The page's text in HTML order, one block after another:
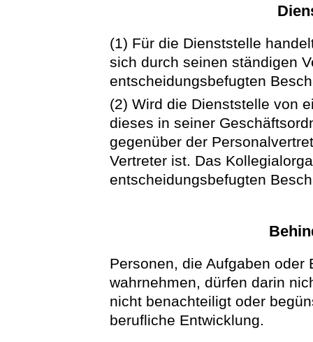
(1) Für die Dienststelle
sich durch seinen ständigen
entscheidungsbefugten
(2) Wird die Dienststelle von
dieses in seiner
gegenüber der
Vertreter ist. Das
entscheidungsbefugten
Personen, die Aufgaben
wahrnehmen, dürfen darin
nicht benachteiligt oder
berufliche Entwicklung.